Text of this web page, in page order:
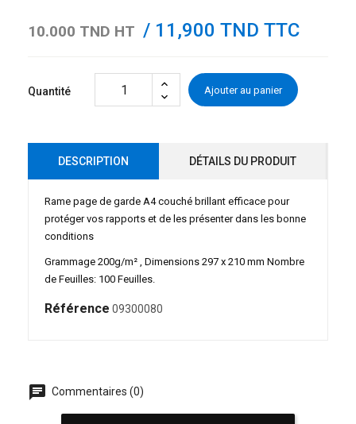
10.000 TND HT / 11,900 TND TTC
Quantité Ajouter au panier
DESCRIPTION DÉTAILS DU PRODUIT
Rame page de garde A4 couché brillant efficace pour
protéger vos rapports et de les présenter dans les bonne
conditions
Grammage 200g/m² , Dimensions 297 x 210 mm Nombre
de Feuilles: 100 Feuilles.
Référence 09300080
chat Commentaires (0)